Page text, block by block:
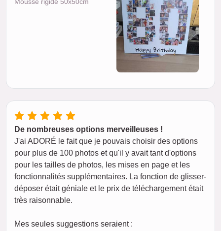
De nombreuses options merveilleuses !
J'ai ADORÉ le fait que je pouvais choisir des options
pour plus de 100 photos et qu'il y avait tant d'options
pour les tailles de photos, les mises en page et les
fonctionnalités supplémentaires. La fonction de glisser-
déposer était géniale et le prix de téléchargement était
très raisonnable.
Mes seules suggestions seraient :